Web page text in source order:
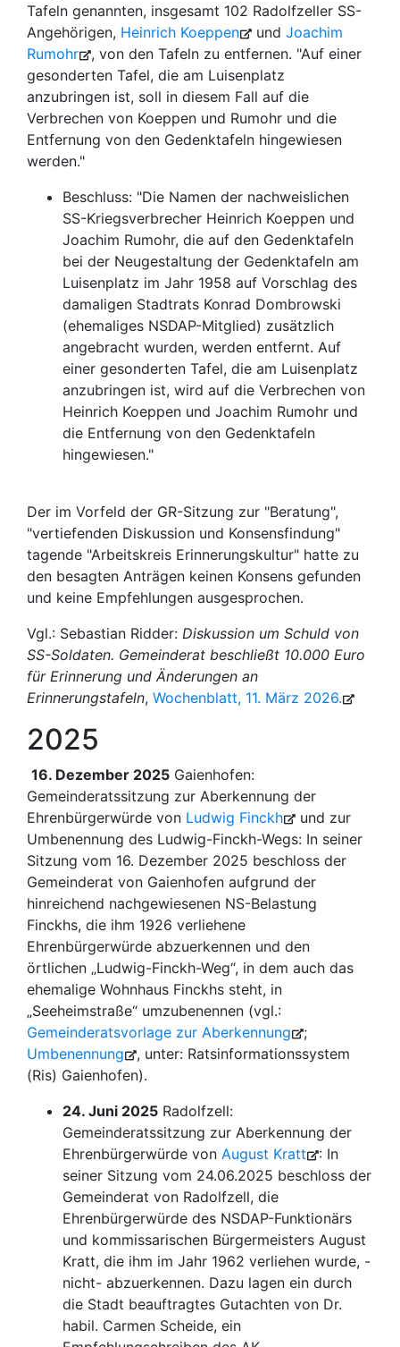
Tafeln genannten, insgesamt 102 Radolfzeller SS-
Angehörigen, Heinrich Koeppen und Joachim
Rumohr
, von den Tafeln zu entfernen. "Auf einer
gesonderten Tafel, die am Luisenplatz
anzubringen ist, soll in diesem Fall auf die
Verbrechen von Koeppen und Rumohr und die
Entfernung von den Gedenktafeln hingewiesen
werden."
Beschluss: "Die Namen der nachweislichen
SS-Kriegsverbrecher Heinrich Koeppen und
Joachim Rumohr, die auf den Gedenktafeln
bei der Neugestaltung der Gedenktafeln am
Luisenplatz im Jahr 1958 auf Vorschlag des
damaligen Stadtrats Konrad Dombrowski
(ehemaliges NSDAP-Mitglied) zusätzlich
angebracht wurden, werden entfernt. Auf
einer gesonderten Tafel, die am Luisenplatz
anzubringen ist, wird auf die Verbrechen von
Heinrich Koeppen und Joachim Rumohr und
die Entfernung von den Gedenktafeln
hingewiesen."
Der im Vorfeld der GR-Sitzung zur "Beratung",
"vertiefenden Diskussion und Konsensfindung"
tagende "Arbeitskreis Erinnerungskultur" hatte zu
den besagten Anträgen keinen Konsens gefunden
und keine Empfehlungen ausgesprochen.
Vgl.: Sebastian Ridder: Diskussion um Schuld von
SS-Soldaten. Gemeinderat beschließt 10.000 Euro
für Erinnerung und Änderungen an
Erinnerungstafeln, Wochenblatt, 11. März 2026.
2025
16. Dezember 2025 Gaienhofen:
Gemeinderatssitzung zur Aberkennung der
Ehrenbürgerwürde von Ludwig Finckh
und zur
Umbenennung des Ludwig-Finckh-Wegs: In seiner
Sitzung vom 16. Dezember 2025 beschloss der
Gemeinderat von Gaienhofen aufgrund der
hinreichend nachgewiesenen NS-Belastung
Finckhs, die ihm 1926 verliehene
Ehrenbürgerwürde abzuerkennen und den
örtlichen „Ludwig-Finckh-Weg“, in dem auch das
ehemalige Wohnhaus Finckhs steht, in
„Seeheimstraße“ umzubenennen (vgl.:
Gemeinderatsvorlage zur Aberkennung
;
Umbenennung
, unter: Ratsinformationssystem
(Ris) Gaienhofen).
24. Juni 2025 Radolfzell:
Gemeinderatssitzung zur Aberkennung der
Ehrenbürgerwürde von August Kratt
: In
seiner Sitzung vom 24.06.2025 beschloss der
Gemeinderat von Radolfzell, die
Ehrenbürgerwürde des NSDAP-Funktionärs
und kommissarischen Bürgermeisters August
Kratt, die ihm im Jahr 1962 verliehen wurde, -
nicht- abzuerkennen. Dazu lagen ein durch
die Stadt beauftragtes Gutachten von Dr.
habil. Carmen Scheide, ein